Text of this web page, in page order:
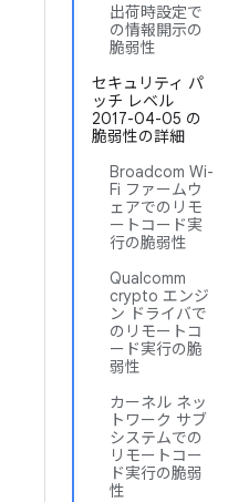
出荷時設定で
の情報開示の
脆弱性
セキュリティ パ
ッチ レベル
2017-04-05 の
脆弱性の詳細
Broadcom Wi-
Fi ファームウ
ェアでのリモ
ートコード実
行の脆弱性
Qualcomm
crypto エンジ
ン ドライバで
のリモートコ
ード実行の脆
弱性
カーネル ネッ
トワーク サブ
システムでの
リモートコー
ド実行の脆弱
性